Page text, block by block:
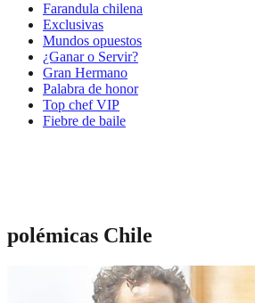
Farandula chilena
Exclusivas
Mundos opuestos
¿Ganar o Servir?
Gran Hermano
Palabra de honor
Top chef VIP
Fiebre de baile
polémicas Chile